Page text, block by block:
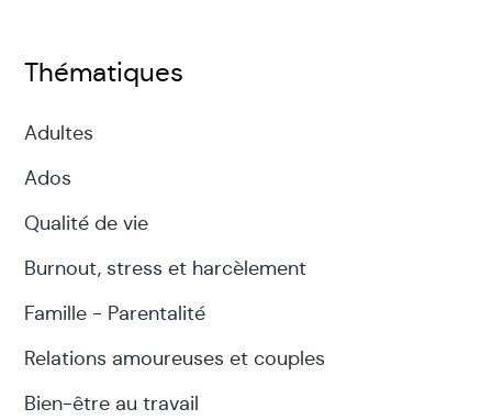
Thématiques
Adultes
Ados
Qualité de vie
Burnout, stress et harcèlement
Famille - Parentalité
Relations amoureuses et couples
Bien-être au travail